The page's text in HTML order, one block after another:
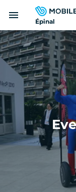
principal
Épinal
menu